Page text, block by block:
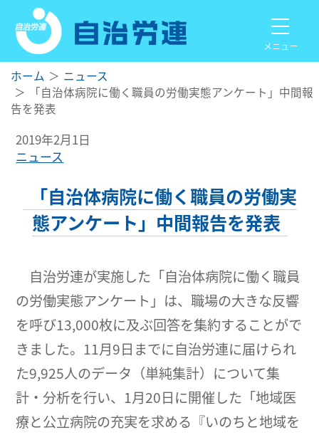
メニュー
ホーム
ニュース
「自治体病院に働く職員の労働実態アンケート」中間報
告を発表
2019年2月1日
ニュース
「自治体病院に働く職員の労働実
態アンケート」中間報告を発表
自治労連が実施した「自治体病院に働く職員
の労働実態アンケート」は、職場の大きな反響
を呼び13,000枚に及ぶ回答を集約することがで
きました。11月9日までに自治労連に届けられ
た9,925人のデータ（単純集計）について集
計・分析を行い、1月20日に開催した「地域医
療と公立病院の充実を求める『いのちと地域を